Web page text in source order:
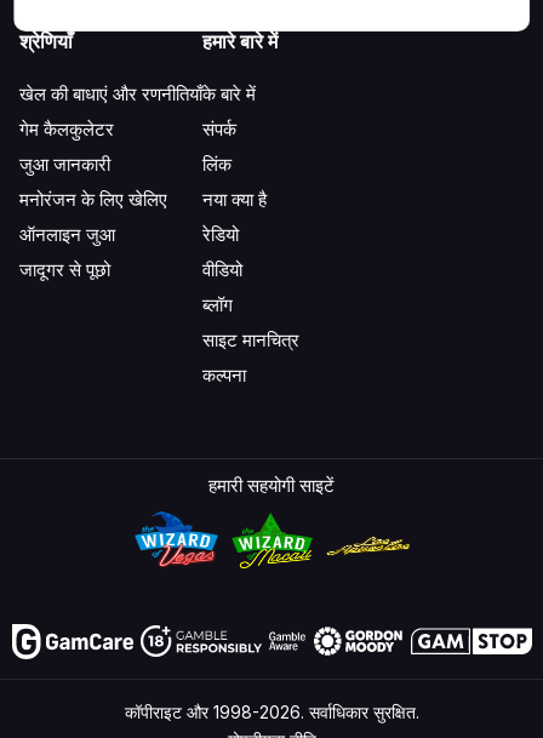
श्रेणियाँ
खेल की बाधाएं और रणनीतियाँ
गेम कैलकुलेटर
जुआ जानकारी
मनोरंजन के लिए खेलिए
ऑनलाइन जुआ
जादूगर से पूछो
हमारे बारे में
के बारे में
संपर्क
लिंक
नया क्या है
रेडियो
वीडियो
ब्लॉग
साइट मानचित्र
कल्पना
हमारी सहयोगी साइटें
कॉपीराइट और 1998-2026. सर्वाधिकार सुरक्षित.